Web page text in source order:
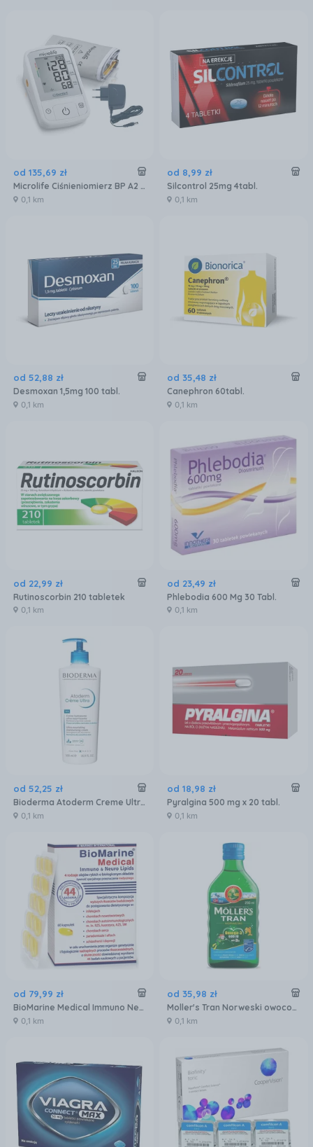
od 135,69 zł
Microlife Ciśnieniomierz BP A2 Basic
0,1 km
od 8,99 zł
Silcontrol 25mg 4tabl.
0,1 km
od 52,88 zł
Desmoxan 1,5mg 100 tabl.
0,1 km
od 35,48 zł
Canephron 60tabl.
0,1 km
od 22,99 zł
Rutinoscorbin 210 tabletek
0,1 km
od 23,49 zł
Phlebodia 600 Mg 30 Tabl.
0,1 km
od 52,25 zł
Bioderma Atoderm Creme Ultra 500ml
0,1 km
od 18,98 zł
Pyralgina 500 mg x 20 tabl.
0,1 km
od 79,99 zł
BioMarine Medical Immuno Neuro Lipids 60kaps.
0,1 km
od 35,98 zł
Moller's Tran Norweski owocowy, Omega-3 + witamina D3 600 j.m., 250 ml
0,1 km